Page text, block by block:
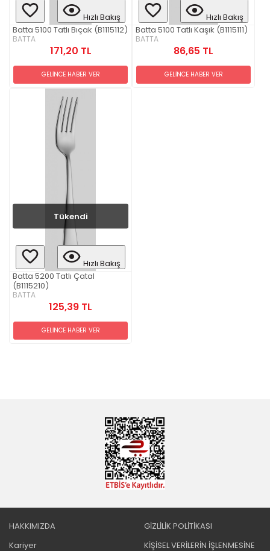
Hızlı Bakış
Batta 5100 Tatlı Bıçak (B1115112)
BATTA
171,20 TL
GELİNCE HABER VER
Hızlı Bakış
Batta 5100 Tatlı Kaşık (B1115111)
BATTA
86,65 TL
GELİNCE HABER VER
Tükendi
Hızlı Bakış
Batta 5200 Tatlı Çatal
(B1115210)
BATTA
125,39 TL
GELİNCE HABER VER
HAKKIMIZDA
Kariyer
GİZLİLİK POLİTİKASI
KİŞİSEL VERİLERİN İŞLENMESİNE